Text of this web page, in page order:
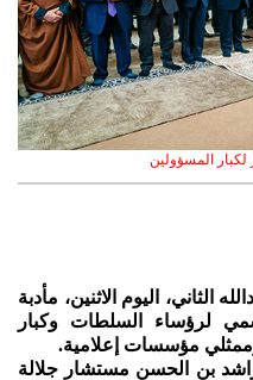
لكبار المسؤولين
الثاني، اليوم الاثنين، مأدبة
لرؤساء السلطات وكبار
مؤسسات إعلامية.
بن الحسن مستشار جلالة